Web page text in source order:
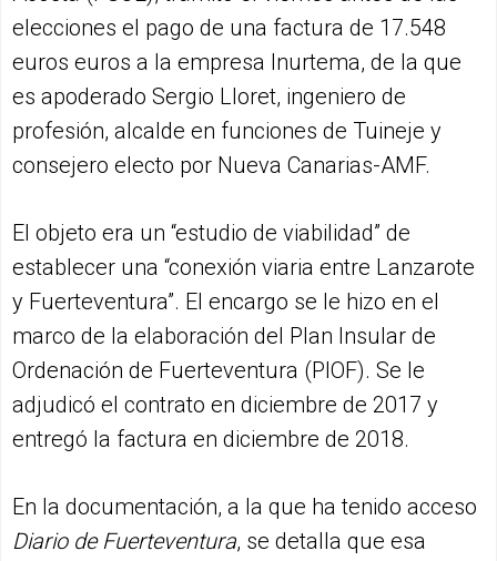
elecciones el pago de una factura de 17.548
euros euros a la empresa Inurtema, de la que
es apoderado Sergio Lloret, ingeniero de
profesión, alcalde en funciones de Tuineje y
consejero electo por Nueva Canarias-AMF.
El objeto era un “estudio de viabilidad” de
establecer una “conexión viaria entre Lanzarote
y Fuerteventura”. El encargo se le hizo en el
marco de la elaboración del Plan Insular de
Ordenación de Fuerteventura (PIOF). Se le
adjudicó el contrato en diciembre de 2017 y
entregó la factura en diciembre de 2018.
En la documentación, a la que ha tenido acceso
Diario de Fuerteventura, se detalla que esa